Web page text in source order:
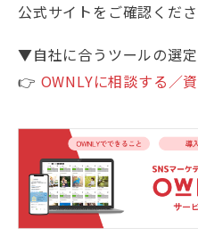
公式サイトをご確認くださ
▼自社に合うツールの選
👉 OWNLYに相談する／